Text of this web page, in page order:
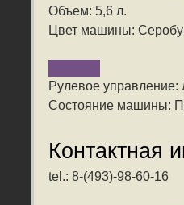
Объем: 5,6 л.
Цвет машины:
Рулевое
Состояние машины:
Контактная
tel.: 8-(493)-98-60-16